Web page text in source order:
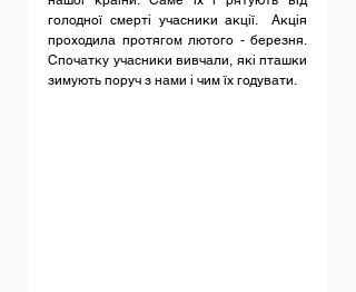
голодної смерті учасники акції.  Акція
проходила протягом лютого - березня.
Спочатку учасники вивчали, які пташки
зимують поруч з нами і чим їх годувати.